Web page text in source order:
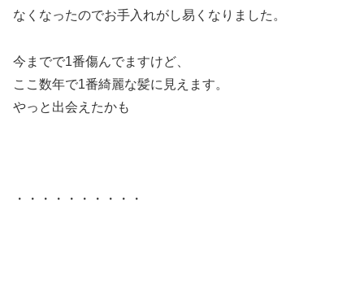
なくなったのでお手入れがし易くなりました。
今までで1番傷んでますけど、
ここ数年で1番綺麗な髪に見えます。
やっと出会えたかも
・・・・・・・・・・